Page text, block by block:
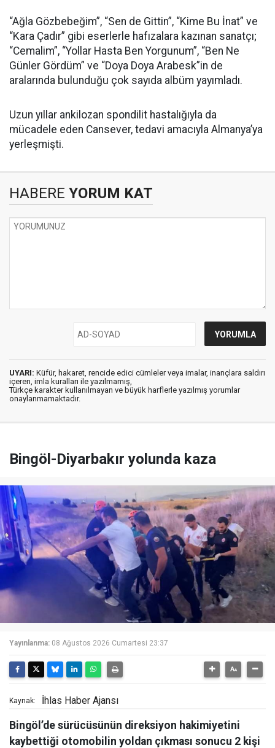
“Ağla Gözbebeğim”, “Sen de Gittin”, “Kime Bu İnat” ve
“Kara Çadır” gibi eserlerle hafızalara kazınan sanatçı;
“Cemalim”, “Yollar Hasta Ben Yorgunum”, “Ben Ne
Günler Gördüm” ve “Doya Doya Arabesk”in de
aralarında bulunduğu çok sayıda albüm yayımladı.
Uzun yıllar ankilozan spondilit hastalığıyla da
mücadele eden Cansever, tedavi amacıyla Almanya’ya
yerleşmişti.
HABERE YORUM KAT
UYARI: Küfür, hakaret, rencide edici cümleler veya imalar, inançlara saldırı
içeren, imla kuralları ile yazılmamış,
Türkçe karakter kullanılmayan ve büyük harflerle yazılmış yorumlar
onaylanmamaktadır.
Bingöl-Diyarbakır yolunda kaza
Yayınlanma: 08 Ağustos 2026 Cumartesi 23:37
Kaynak: İhlas Haber Ajansı
Bingöl’de sürücüsünün direksiyon hakimiyetini
kaybettiği otomobilin yoldan çıkması sonucu 2 kişi